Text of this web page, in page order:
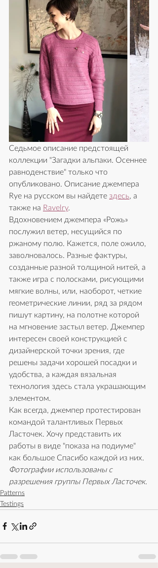
Седьмое описание предстоящей
коллекции "Загадки альпаки. Осеннее
равноденствие" только что
опубликовано. Описание джемпера
Rye на русском вы найдете здесь, а
также на Ravelry.
Вдохновением джемпера «Рожь»
послужил ветер, несущийся по
ржанoму полю. Кажется, поле ожило,
заволновалось. Разные фактуры,
созданные разной толщиной нитей, а
также игра с полосками, рисующими
мягкие волны, или, наоборот, четкие
геометрические линии, ряд за рядом
пишут картину, на полотне которой
на мгновение застыл ветер. Джемпер
интересен своей конструкцией с
дизайнерской точки зрения, где
решены задачи хорошей посадки и
удобства, а каждая вязальная
технология здесь стала украшающим
элементом.
Как всегда, джемпер протестирован
командой талантливых Первых
Ласточек. Хочу представить их
работы в виде "показа на подиуме"
как большое Спасибо каждой из них.
Фотографии использованы с
разрешения группы Первых Ласточек.
Patterns
Testings